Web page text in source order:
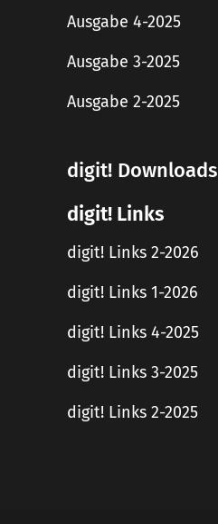
Ausgabe 4-2025
Ausgabe 3-2025
Ausgabe 2-2025
digit! Downloads
digit! Links
digit! Links 2-2026
digit! Links 1-2026
digit! Links 4-2025
digit! Links 3-2025
digit! Links 2-2025